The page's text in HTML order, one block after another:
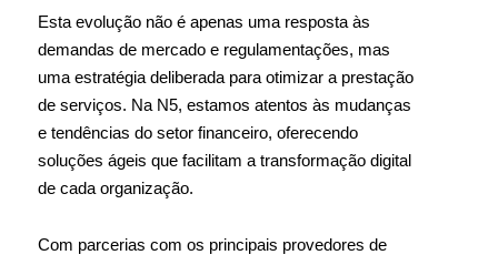
Esta evolução não é apenas uma resposta às
demandas de mercado e regulamentações, mas
uma estratégia deliberada para otimizar a prestação
de serviços. Na N5, estamos atentos às mudanças
e tendências do setor financeiro, oferecendo
soluções ágeis que facilitam a transformação digital
de cada organização.
Com parcerias com os principais provedores de